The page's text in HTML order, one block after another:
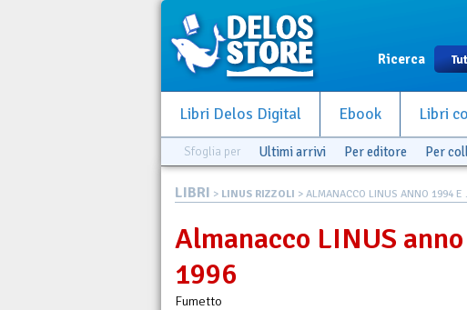
Ricerca
Libri Delos Digital Ebook Libri
Sfoglia per Ultimi arrivi Per editore Per
LIBRI > LINUS RIZZOLI > ALMANACCO LINUS ANNO 1994 E
Almanacco LINUS
1996
Fumetto